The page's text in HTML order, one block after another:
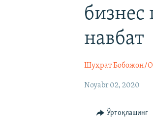
бизнес
навбат
Шуҳрат Бобожон/
Noyabr 02, 2020
Ўртоқлашинг